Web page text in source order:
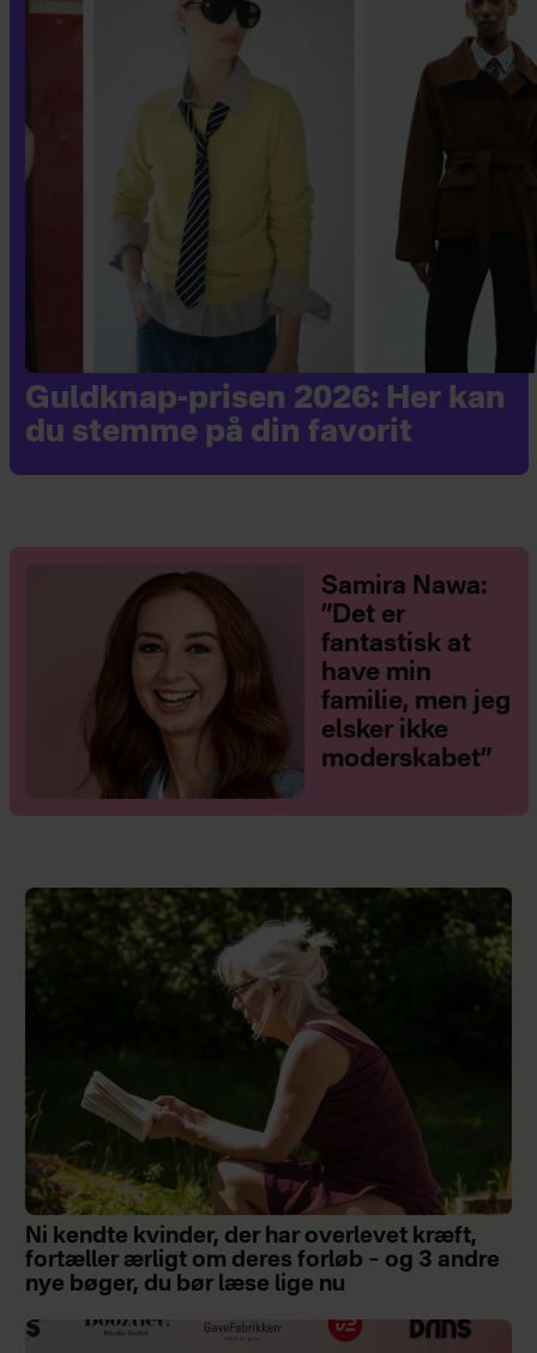
Guldknap-prisen 2026: Her kan
du stemme på din favorit
Samira Nawa:
”Det er
fantastisk at
have min
familie, men jeg
elsker ikke
moderskabet”
Ni kendte kvinder, der har overlevet kræft,
fortæller ærligt om deres forløb – og 3 andre
nye bøger, du bør læse lige nu